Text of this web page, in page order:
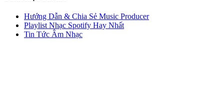
Hướng Dẫn & Chia Sẻ Music Producer
Playlist Nhạc Spotify Hay Nhất
Tin Tức Âm Nhạc